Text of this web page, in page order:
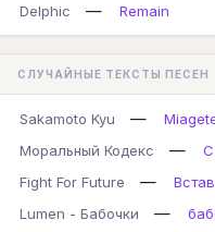
Delphic
— Remain
СЛУЧАЙНЫЕ ТЕКСТЫ ПЕСЕН
Sakamoto Kyu —
Моральный Кодекс
—
С
Fight For Future
—
Lumen - Бабочки
—